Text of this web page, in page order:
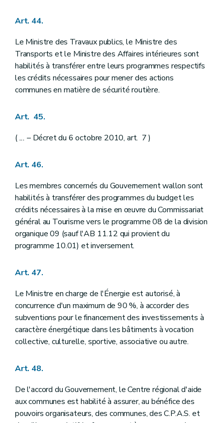
Art. 44.
Le Ministre des Travaux publics, le Ministre des
Transports et le Ministre des Affaires intérieures sont
habilités à transférer entre leurs programmes respectifs
les crédits nécessaires pour mener des actions
communes en matière de sécurité routière.
Art. 45.
(... – Décret du 6 octobre 2010, art. 7 )
Art. 46.
Les membres concernés du Gouvernement wallon sont
habilités à transférer des programmes du budget les
crédits nécessaires à la mise en œuvre du Commissariat
général au Tourisme vers le programme 08 de la division
organique 09 (sauf l'AB 11.12 qui provient du
programme 10.01) et inversement.
Art. 47.
Le Ministre en charge de l'Énergie est autorisé, à
concurrence d'un maximum de 90 %, à accorder des
subventions pour le financement des investissements à
caractère énergétique dans les bâtiments à vocation
collective, culturelle, sportive, associative ou autre.
Art. 48.
De l'accord du Gouvernement, le Centre régional d'aide
aux communes est habilité à assurer, au bénéfice des
pouvoirs organisateurs, des communes, des C.P.A.S. et